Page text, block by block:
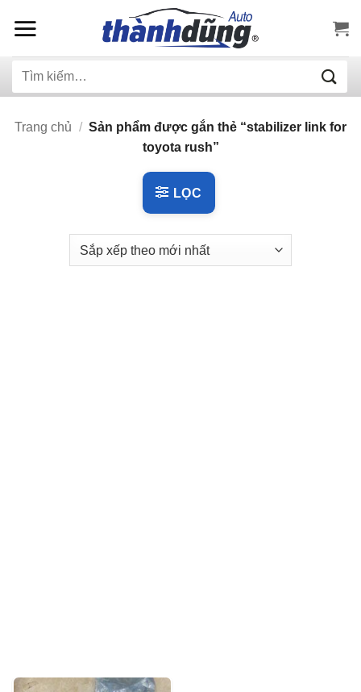
qua
dung
Tìm
Trang chủ / Sản phẩm được gắn thẻ “stabilizer link for
toyota rush”
LỌC